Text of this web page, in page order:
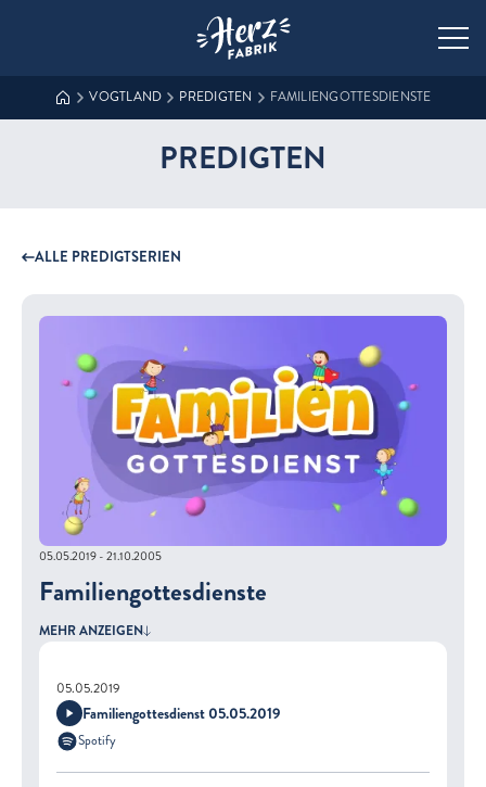
Zur Startseite der Herzfabrik
VOGTLAND PREDIGTEN FAMILIENGOTTESDIENSTE
PREDIGTEN
ALLE PREDIGTSERIEN
05.05.2019 - 21.10.2005
Familiengottesdienste
MEHR ANZEIGEN
05.05.2019
Familiengottesdienst 05.05.2019
Spotify